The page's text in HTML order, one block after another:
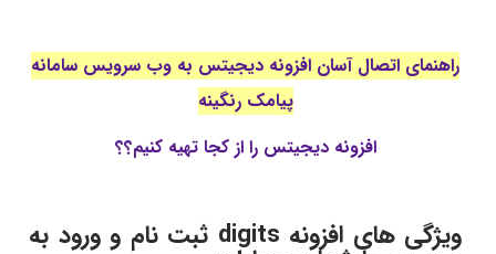
راهنمای اتصال آسان افزونه دیجیتس به وب سرویس سامانه
پیامک رنگینه
افزونه دیجیتس را از کجا تهیه کنیم؟؟
ویژگی های افزونه digits ثبت نام و ورود به